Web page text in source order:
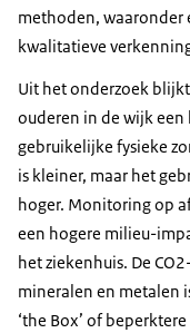
methoden,
kwalitatieve
Uit het onderzoek
ouderen in de wijk
gebruikelijke fysieke
is kleiner, maar het
hoger. Monitoring op
een hogere milieu-
het ziekenhuis. De
mineralen en metalen
‘the Box’ of